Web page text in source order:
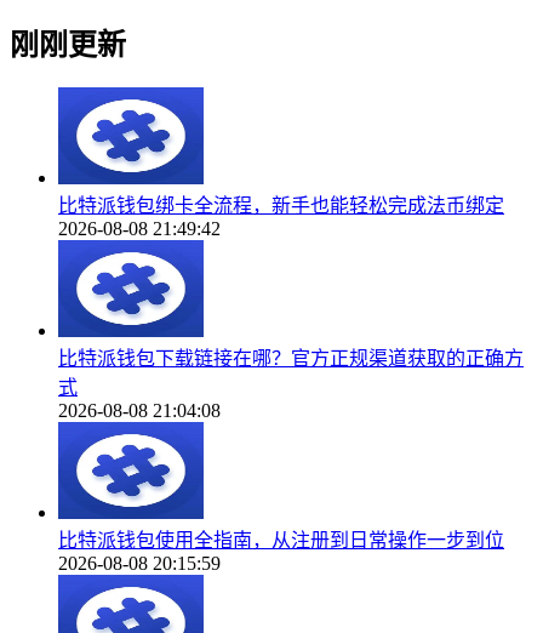
刚刚更新
比特派钱包绑卡全流程，新手也能轻松完成法币绑定
2026-08-08 21:49:42
比特派钱包下载链接在哪？官方正规渠道获取的正确方
式
2026-08-08 21:04:08
比特派钱包使用全指南，从注册到日常操作一步到位
2026-08-08 20:15:59